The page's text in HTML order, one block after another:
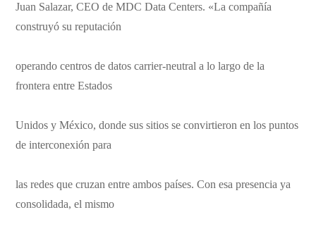
Juan Salazar, CEO de MDC Data Centers. «La compañía
construyó su reputación
operando centros de datos carrier-neutral a lo largo de la
frontera entre Estados
Unidos y México, donde sus sitios se convirtieron en los puntos
de interconexión para
las redes que cruzan entre ambos países. Con esa presencia ya
consolidada, el mismo